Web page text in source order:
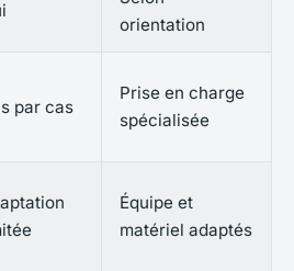
orientation
par cas
Prise en charge
spécialisée
Équipe et
matériel adaptés